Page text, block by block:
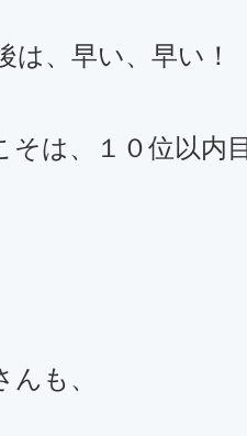
は、早い、早い！
そは、１０位以内
も、